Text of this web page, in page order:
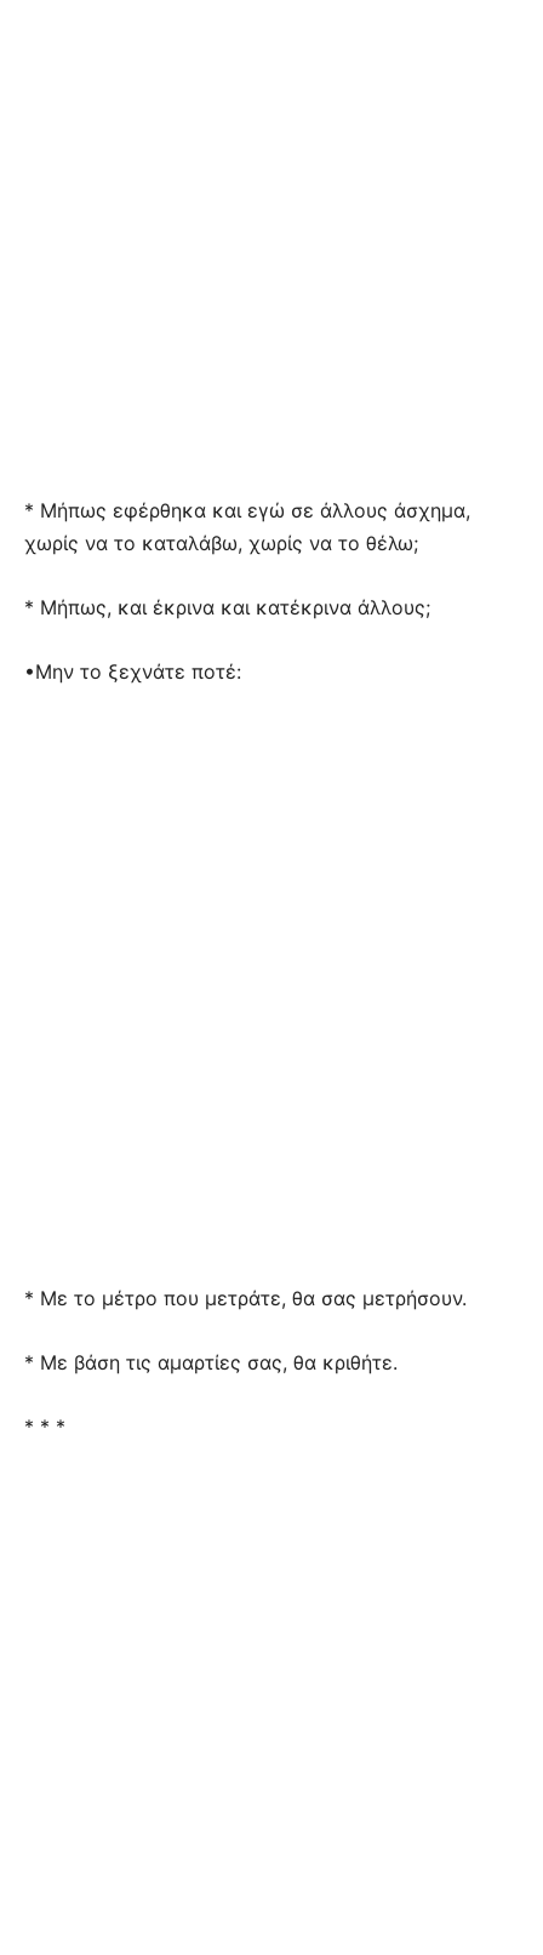
* Μήπως εφέρθηκα και εγώ σε άλλους άσχημα,
χωρίς να το καταλάβω, χωρίς να το θέλω;
* Μήπως, και έκρινα και κατέκρινα άλλους;
•Μην το ξεχνάτε ποτέ:
* Με το μέτρο που μετράτε, θα σας μετρήσουν.
* Με βάση τις αμαρτίες σας, θα κριθήτε.
* * *